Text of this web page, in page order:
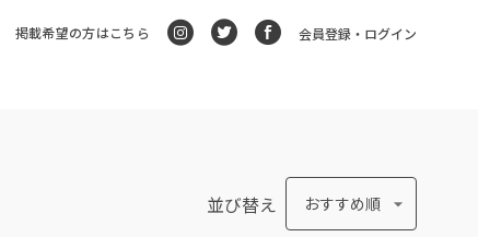
掲載希望の方はこちら 会員登録・ログイン
並び替え おすすめ順